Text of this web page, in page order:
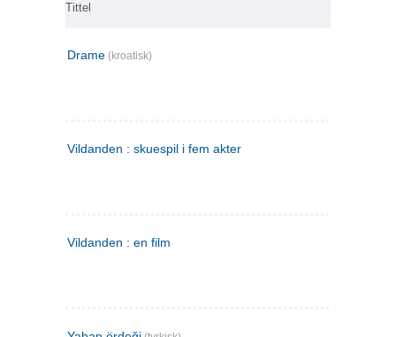
Tittel
Drame (kroatisk)
Vildanden : skuespil i fem akter
Vildanden : en film